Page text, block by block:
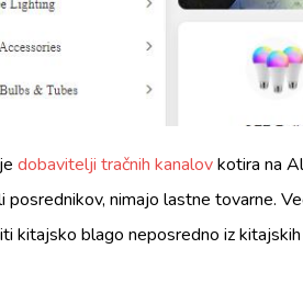
dobavitelji tračnih kanalovkotira na
posrednikov, nimajo lastne tovarne.
kitajsko blago neposredno iz